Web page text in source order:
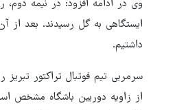
وی در ادامه افزود: در نیمه
ایستگاهی به گل رسیدند. بعد
داشتیم.
سرمربی تیم فوتبال تراکتور
از زاویه دوربین باشگاه مشخص